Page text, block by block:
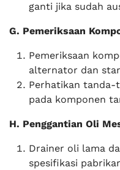
ganti jika sudah
G. Pemeriksaan
Pemeriksaan
alternator dan
Perhatikan tanda-
pada komponen
H. Penggantian Oli
Drainer oli lama
spesifikasi